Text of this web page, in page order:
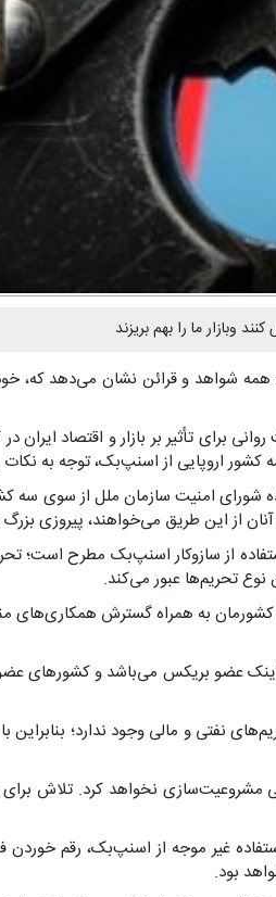
ما را بهم بریزند
شواهد و قرائن نشان می‌دهد که،
برای تأثیر بر بازار و اقتصاد
کشور اروپایی از اسنپ‌بک، توجه به
شورای امنیت سازمان ملل از سوی
از سازوکار اسنپ‌بک مطرح
نوع تحریم‌ها عبور می‌کند.
کشورمان به همراه گسترش همکاری‌های
اینک عضو بریکس می‌باشد و کشورهای
نفتی و مالی وجود ندارد؛
مشروعیت‌سازی نخواهد کرد. تلاش
غیر موجه از اسنپ‌بک، رقم